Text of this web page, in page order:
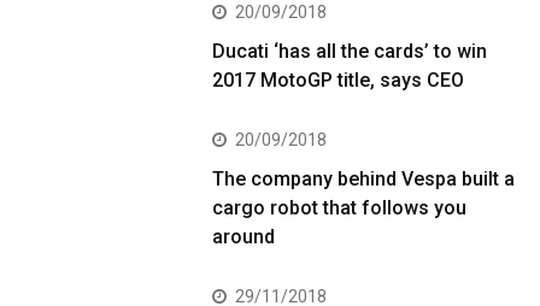
20/09/2018
Ducati ‘has all the cards’ to win
2017 MotoGP title, says CEO
20/09/2018
The company behind Vespa built a
cargo robot that follows you
around
29/11/2018